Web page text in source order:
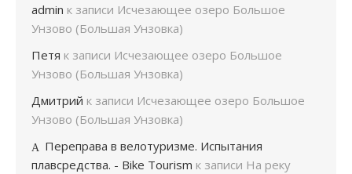
admin к записи Исчезающее озеро Большое
Унзово (Большая Унзовка)
Петя к записи Исчезающее озеро Большое
Унзово (Большая Унзовка)
Дмитрий к записи Исчезающее озеро Большое
Унзово (Большая Унзовка)
Переправа в велотуризме. Испытания
плавсредства. - Bike Tourism к записи На реку